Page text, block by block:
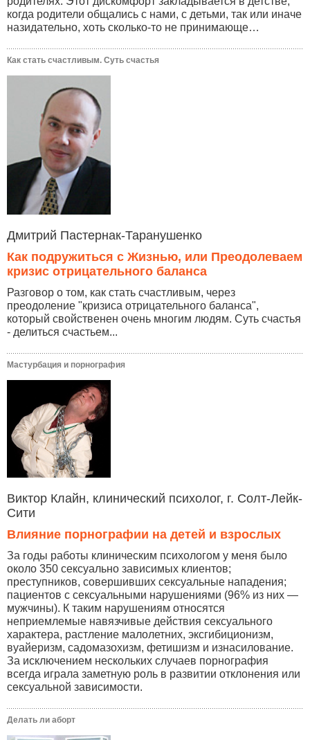
когда родители общались с нами, с детьми, так или иначе
назидательно, хоть сколько-то не принимающе…
Как стать счастливым. Суть счастья
Дмитрий Пастернак-Таранушенко
Как подружиться с Жизнью, или Преодолеваем
кризис отрицательного баланса
Разговор о том, как стать счастливым, через
преодоление "кризиса отрицательного баланса",
который свойственен очень многим людям. Суть счастья
- делиться счастьем...
Мастурбация и порнография
Виктор Клайн, клинический психолог, г. Солт-Лейк-
Сити
Влияние порнографии на детей и взрослых
За годы работы клиническим психологом у меня было
около 350 сексуально зависимых клиентов;
преступников, совершивших сексуальные нападения;
пациентов с сексуальными нарушениями (96% из них —
мужчины). К таким нарушениям относятся
неприемлемые навязчивые действия сексуального
характера, растление малолетних, эксгибиционизм,
вуайеризм, садомазохизм, фетишизм и изнасилование.
За исключением нескольких случаев порнография
всегда играла заметную роль в развитии отклонения или
сексуальной зависимости.
Делать ли аборт